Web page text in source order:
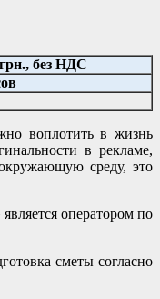
без НДС
воплотить в жизнь
в рекламе,
среду, это
оператором по
сметы согласно